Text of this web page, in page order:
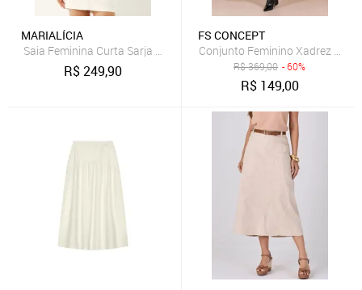
MARIALÍCIA
Saia Feminina Curta Sarja Bolsos Marialícia Bege
R$249,90
FS CONCEPT
Conjunto Feminino Xadrez
R$369,00 - 60%
R$ 149,00